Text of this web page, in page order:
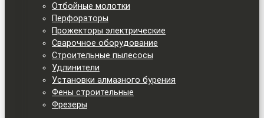
Отбойные молотки
Перфораторы
Прожекторы электрические
Сварочное оборудование
Строительные пылесосы
Удлинители
Установки алмазного бурения
Фены строительные
Фрезеры